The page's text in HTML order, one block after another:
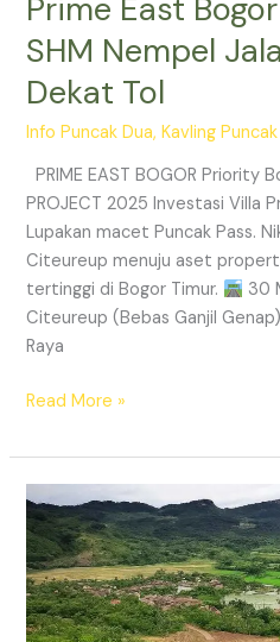
Prime East
SHM Nempel
Dekat Tol
Info Puncak Dua,Kavling Puncak
PRIME EAST BOGOR Priority
PROJECT 2025 Investasi Villa
Lupakan macet Puncak Pass.
Citeureup menuju aset
tertinggi di Bogor Timur.
30
Citeureup (Bebas Ganjil Genap)
Raya
Read More »
Tanah
Kavling
Villa
Prime
East